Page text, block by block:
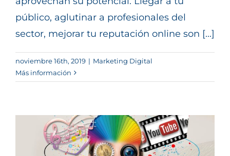
público, aglutinar a profesionales del
sector, mejorar tu reputación online son [...]
noviembre 16th, 2019 | Marketing Digital
Más información